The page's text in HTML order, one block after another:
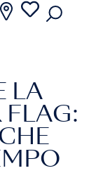
LA
FLAG: